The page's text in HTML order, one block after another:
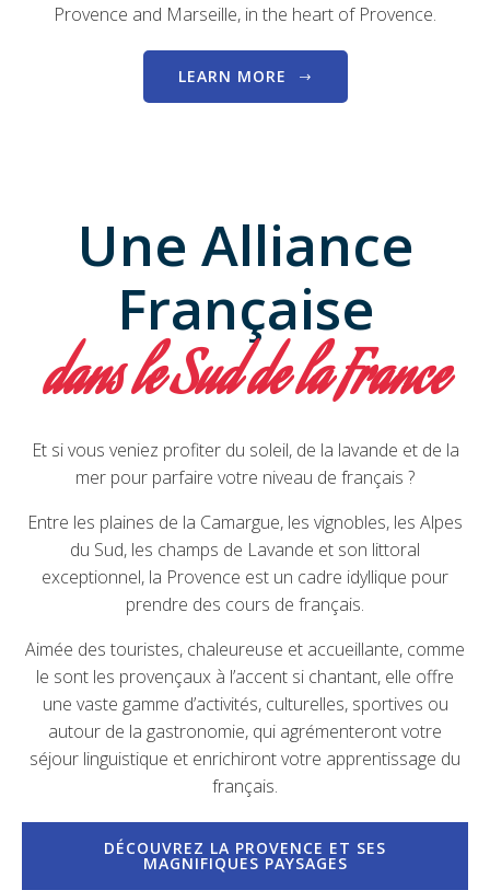
Provence and Marseille, in the heart of Provence.
LEARN MORE
Une Alliance
Française
dans le Sud de la France
Et si vous veniez profiter du soleil, de la lavande et de la
mer pour parfaire votre niveau de français ?
Entre les plaines de la Camargue, les vignobles, les Alpes
du Sud, les champs de Lavande et son littoral
exceptionnel, la Provence est un cadre idyllique pour
prendre des cours de français.
Aimée des touristes, chaleureuse et accueillante, comme
le sont les provençaux à l’accent si chantant, elle offre
une vaste gamme d’activités, culturelles, sportives ou
autour de la gastronomie, qui agrémenteront votre
séjour linguistique et enrichiront votre apprentissage du
français.
DÉCOUVREZ LA PROVENCE ET SES
MAGNIFIQUES PAYSAGES